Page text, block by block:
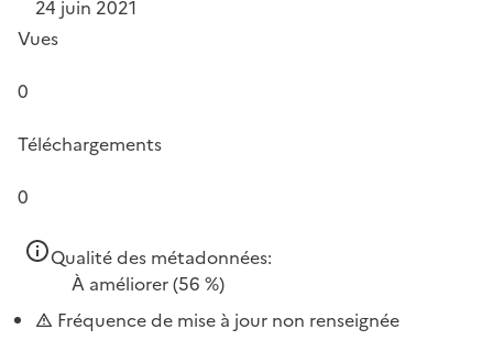
24 juin 2021
Vues
0
Téléchargements
0
Qualité des métadonnées:
À améliorer(56 %)
Fréquence de mise à jour non renseignée